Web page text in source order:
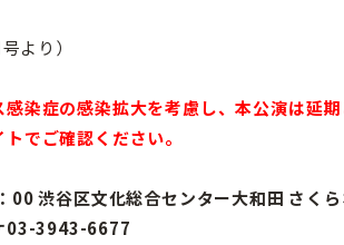
より）
染症の感染拡大を考慮し、本公演は延
でご確認ください。
渋谷区文化総合センター大和田 さくら
03-3943-6677